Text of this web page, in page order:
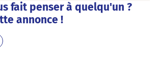
fait penser à quelqu'un ?
annonce !